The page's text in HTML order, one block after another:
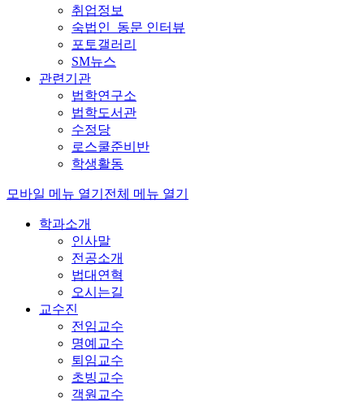
취업정보
숙법인_동문 인터뷰
포토갤러리
SM뉴스
관련기관
법학연구소
법학도서관
수정당
로스쿨준비반
학생활동
모바일 메뉴 열기 전체 메뉴 열기
학과소개
인사말
전공소개
법대연혁
오시는길
교수진
전임교수
명예교수
퇴임교수
초빙교수
객원교수